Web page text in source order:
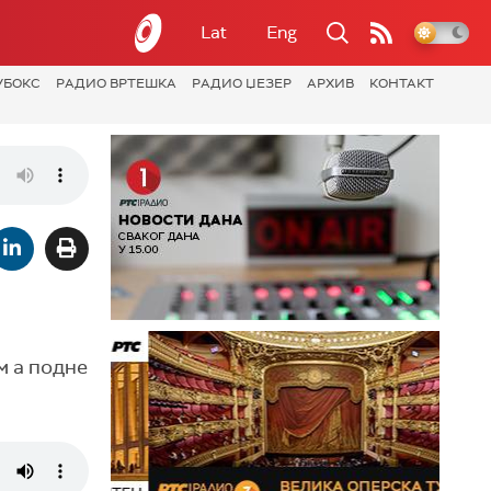
Lat Eng
РАДИО ВРТЕШКА РАДИО ЏЕЗЕР АРХИВ КОНТАКТ
а подне